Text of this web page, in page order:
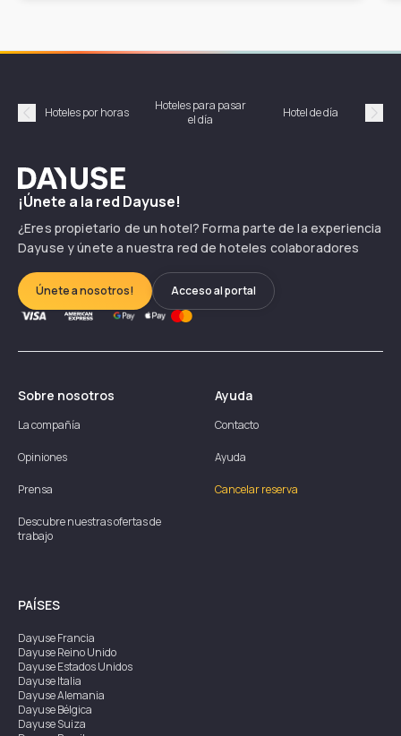
Précédent
Hoteles por horas
Hoteles para pasar
el día
Hotel de día
Dayuse
¡Únete a la red Dayuse!
¿Eres propietario de un hotel? Forma parte de la experiencia
Dayuse y únete a nuestra red de hoteles colaboradores
Únete a nosotros! Acceso al portal
Sobre nosotros
La compañía
Opiniones
Prensa
Descubre nuestras ofertas de
trabajo
Ayuda
Contacto
Ayuda
Cancelar reserva
PAÍSES
DayuseFrancia
DayuseReino Unido
DayuseEstados Unidos
DayuseItalia
DayuseAlemania
DayuseBélgica
DayuseSuiza